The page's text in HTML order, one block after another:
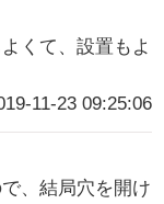
くて、設置もよ
11-23 09:25:06
、結局穴を開け